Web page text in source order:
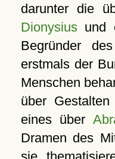
darunter die
Dionysiusund
Begründer des
erstmals der
Menschen
über
eines über
Dramen des